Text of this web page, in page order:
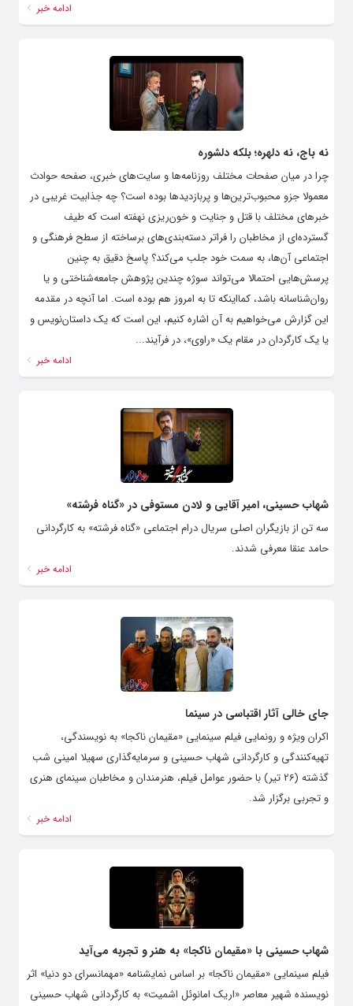
ادامه خبر
نه باج، نه دلهره؛ بلکه دلشوره
چرا در میان صفحات مختلف روزنامه‌ها و سایت‌های خبری، صفحه حوادث
معمولا جزو محبوب‌ترین‌ها و پربازدیدها بوده است؟ چه جذابیت غریبی در
خبرهای مختلف با قتل و جنایت و خون‌ریزی نهفته است که طیف
گسترده‌ای از مخاطبان را فراتر دسته‌بندی‌های برساخته از سطح فرهنگی و
اجتماعی آن‌ها، به سمت خود جلب می‌کند؟ پاسخ دقیق به چنین
پرسش‌هایی احتمالا می‌تواند سوژه چندین پژوهش جامعه‌شناختی و یا
روان‌شناسانه باشد، کمااینکه تا به امروز هم بوده است. اما آنچه در مقدمه
این گزارش می‌خواهیم به آن اشاره کنیم، این است که یک داستان‌نویس و
یا یک کارگردان در مقام یک «راوی»، در فرآیند...
ادامه خبر
شهاب حسینی، امیر آقایی و لادن مستوفی در «گناه فرشته»
سه تن از بازیگران اصلی سریال درام اجتماعی «گناه فرشته» به کارگردانی
حامد عنقا معرفی شدند.
ادامه خبر
جای خالی آثار اقتباسی در سینما
اکران ویژه و رونمایی فیلم سینمایی «مقیمان ناکجا» به نویسندگی،
تهیه‌کنندگی و کارگردانی شهاب حسینی و سرمایه‌گذاری سهیلا امینی شب
گذشته (26 تیر) با حضور عوامل فیلم، هنرمندان و مخاطبان سینمای هنری
و تجربی برگزار شد.
ادامه خبر
شهاب حسینی با «مقیمان ناکجا» به هنر و تجربه می‌آید
فیلم سینمایی «مقیمان ناکجا» بر اساس نمایشنامه‌ «مهمانسرای دو دنیا» اثر
نویسنده شهیر معاصر «اریک امانوئل اشمیت» به کارگردانی شهاب حسینی